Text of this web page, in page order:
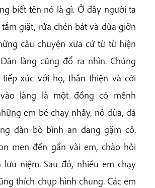
biết tên nó là gì. Ở đây người ta
giặt, rửa chén bát và đùa giỡn
câu chuyện xưa cứ từ từ hiện
làng cũng đổ ra nhìn. Chúng
xúc với họ, thân thiện và cởi
làng là một đồng cỏ mênh
em bé chạy nhảy, nô đùa, đá
đàn bò bình an đang gặm cỏ.
men đến gần vài em, chào hỏi
niệm. Sau đó, nhiều em chạy
thích chụp hình chung. Các em